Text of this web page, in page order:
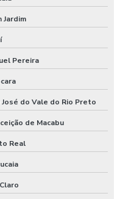
Jardim
Pereira
José do Vale do Rio Preto
de Macabu
Real